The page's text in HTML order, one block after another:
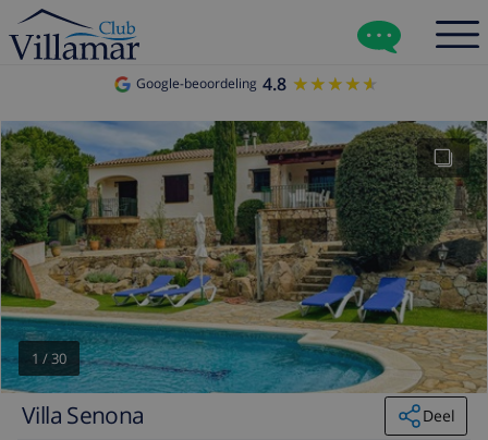
Google-beoordeling 4.8 ★★★★★
★★★★★
1 /30
Villa Senona
Deel